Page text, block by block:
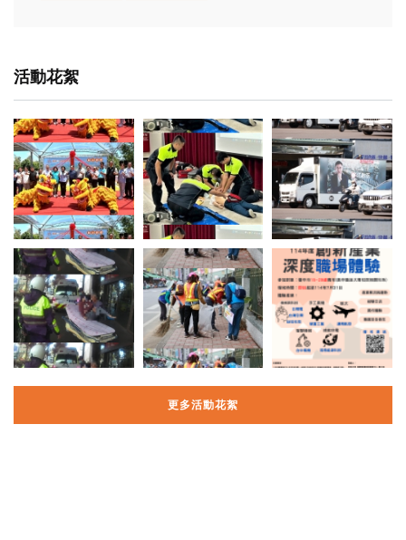
活動花絮
更多活動花絮